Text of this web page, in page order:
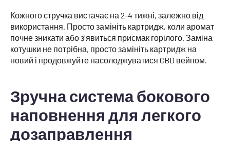
Кожного стручка вистачає на 2-4 тижні, залежно від
використання. Просто замініть картридж, коли аромат
почне зникати або з'явиться присмак горілого. Заміна
котушки не потрібна, просто замініть картридж на
новий і продовжуйте насолоджуватися CBD вейпом.
Зручна система бокового
наповнення для легкого
дозаправлення